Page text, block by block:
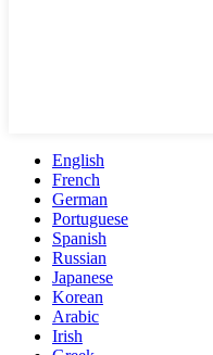
English
French
German
Portuguese
Spanish
Russian
Japanese
Korean
Arabic
Irish